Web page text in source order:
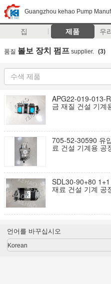
Guangzhou kehao Pump
집 제품 우
품질 볼보 장치 펌프 supplier. (3)
APG22-019-013-
금 재질 건설 기계
705-52-30590 유
료 건설 기계용 공
SDL30-90+80
재료 건설 기계 공
언어를 바꾸십시오
Korean